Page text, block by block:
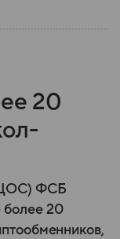
20
ФСБ
более 20